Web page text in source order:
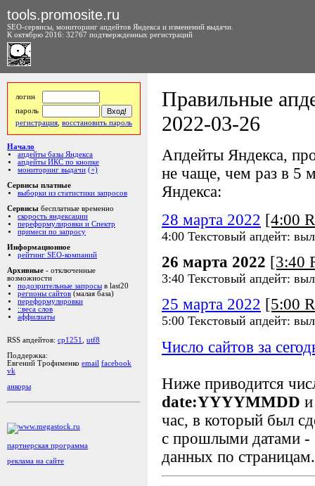
tools.promosite.ru
SEO-сервисы, мониторинг апдейтов Яндекса и изменений выдачи.
К октябрю 2016: 32767 подтвержденных регистраций
логин
пароль
регистрация восстановить пароль
Начало
апдейты базы Яндекса
апдейты ИКС по кнопке
мониторинг выдачи (+)
Сервисы платные
выборки из статистики запросов
Сервисы бесплатные временно
скорость яндексации
переформулировки и Спектр
примеси по запросу
Информационное
рейтинг SEO-компаний
Архивные - отключенные
возможности
подозрительные запросы в last20
регионы сайтов (малая база)
переформулировки
::веса слов
аффилиаты
RSS апдейтов: cp1251
utf8
Поддержка:
Евгений Трофименко email facebook
vk
анкоры
партнерская программа
реклама на сайте
Правильные
2022-03-26
Апдейты Яндекса,
не чаще, чем раз в 5
Яндекса:
28 марта 2022 [4:00
4:00 Текстовый апдейт:
26 марта 2022 [3:40
3:40 Текстовый апдейт:
25 марта 2022 [5:00
5:00 Текстовый апдейт:
Число сайтов за
Ниже приводится
date:YYYYMMDD
час, в который был
с прошлыми датами -
данных по страницам.